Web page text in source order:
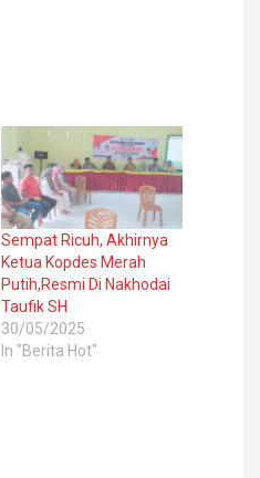
Sempat Ricuh, Akhirnya
Ketua Kopdes Merah
Putih,Resmi Di Nakhodai
Taufik SH
30/05/2025
In "Berita Hot"